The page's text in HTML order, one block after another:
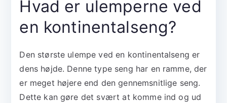
Hvad er ulemperne ved
en kontinentalseng?
Den største ulempe ved en kontinentalseng er
dens højde. Denne type seng har en ramme, der
er meget højere end den gennemsnitlige seng.
Dette kan gøre det svært at komme ind og ud